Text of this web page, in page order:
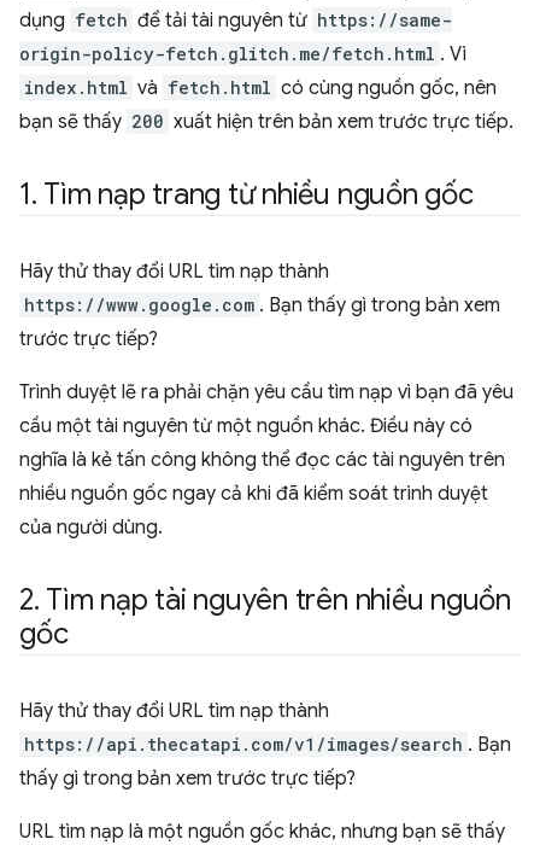
dụng fetch để tải tài nguyên từ https://same-
origin-policy-fetch.glitch.me/fetch.html . Vì
index.html và fetch.html có cùng nguồn gốc, nên
bạn sẽ thấy 200 xuất hiện trên bản xem trước trực tiếp.
1. Tìm nạp trang từ nhiều nguồn gốc
Hãy thử thay đổi URL tìm nạp thành
https://www.google.com . Bạn thấy gì trong bản xem
trước trực tiếp?
Trình duyệt lẽ ra phải chặn yêu cầu tìm nạp vì bạn đã yêu
cầu một tài nguyên từ một nguồn khác. Điều này có
nghĩa là kẻ tấn công không thể đọc các tài nguyên trên
nhiều nguồn gốc ngay cả khi đã kiểm soát trình duyệt
của người dùng.
2. Tìm nạp tài nguyên trên nhiều nguồn
gốc
Hãy thử thay đổi URL tìm nạp thành
https://api.thecatapi.com/v1/images/search . Bạn
thấy gì trong bản xem trước trực tiếp?
URL tìm nạp là một nguồn gốc khác, nhưng bạn sẽ thấy